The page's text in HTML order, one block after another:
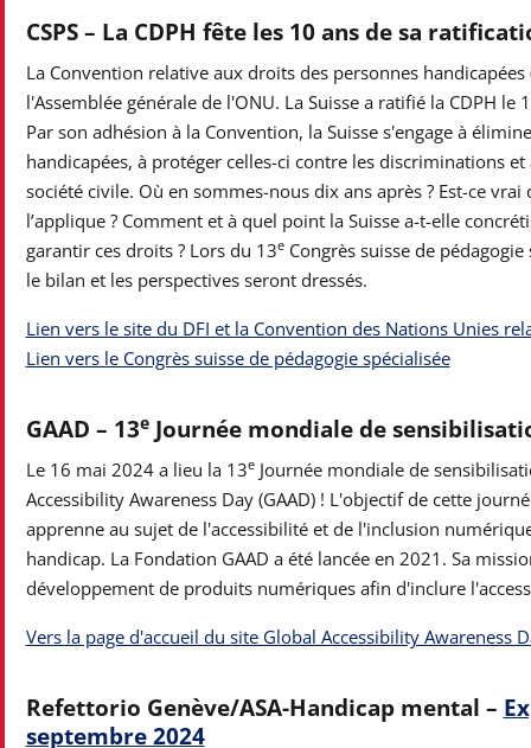
CSPS – La CDPH fête les 10 ans de sa
La Convention relative aux droits des personnes
l'Assemblée générale de l'ONU. La Suisse a ratifié la CDPH
Par son adhésion à la Convention, la Suisse s'engage à
handicapées, à protéger celles-ci contre les discriminations
société civile. Où en sommes-nous dix ans après ? Est-ce
l’applique ? Comment et à quel point la Suisse a-t-elle
garantir ces droits ? Lors du 13eCongrès suisse de pédagogie
le bilan et les perspectives seront dressés.
Lien vers le site du DFI et la Convention des Nations Unies
Lien vers le Congrès suisse de pédagogie spécialisée
GAAD – 13eJournée mondiale de
Le 16 mai 2024 a lieu la 13eJournée mondiale de
Accessibility Awareness Day (GAAD) ! L'objectif de cette
apprenne au sujet de l'accessibilité et de l'inclusion
handicap. La Fondation GAAD a été lancée en 2021. Sa
développement de produits numériques afin d'inclure
Vers la page d'accueil du site Global Accessibility Awareness
Refettorio Genève/ASA-Handicap mental –
septembre 2024